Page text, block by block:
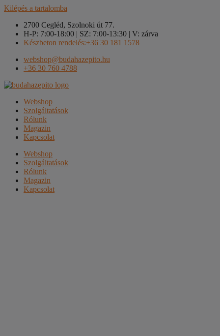
Kilépés a tartalomba
2700 Cegléd, Szolnoki út 77.
H-P: 7:00-18:00 | SZ: 7:00-13:30 | V: zárva
Készbeton rendelés:+36 30 181 1578
webshop@budahazepito.hu
+36 30 760 4788
Webshop
Szolgáltatások
Rólunk
Magazin
Kapcsolat
Webshop
Szolgáltatások
Rólunk
Magazin
Kapcsolat